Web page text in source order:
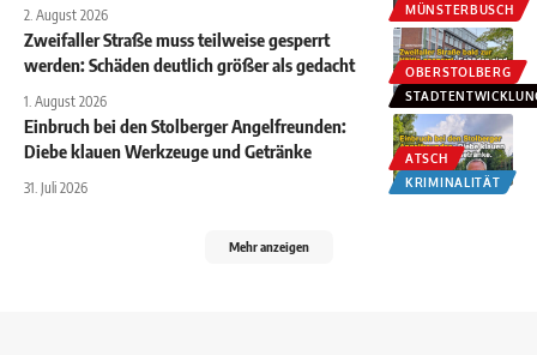
MÜNSTERBUSCH
2. August 2026
OBERSTOLBERG
Zweifaller Straße muss teilweise gesperrt
werden: Schäden deutlich größer als gedacht
1. August 2026
ATSCH
KRIMINALITÄT
Einbruch bei den Stolberger Angelfreunden:
Diebe klauen Werkzeuge und Getränke
31. Juli 2026
Mehr anzeigen